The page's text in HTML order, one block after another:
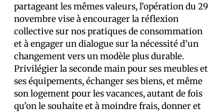
partageant les mêmes valeurs, l’opération du 29
novembre vise à encourager la réflexion
collective sur nos pratiques de consommation
et à engager un dialogue sur la nécessité d’un
changement vers un modèle plus durable.
Privilégier la seconde main pour ses meubles et
ses équipements, échanger ses biens, et même
son logement pour les vacances, autant de fois
qu’on le souhaite et à moindre frais, donner et